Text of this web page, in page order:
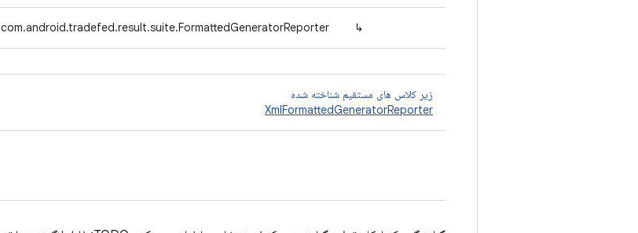
↳
com.android.tradefed.result.suite.FormattedGeneratorReporter
زیر کلاس های مستقیم شناخته شده
XmlFormattedGeneratorReporter